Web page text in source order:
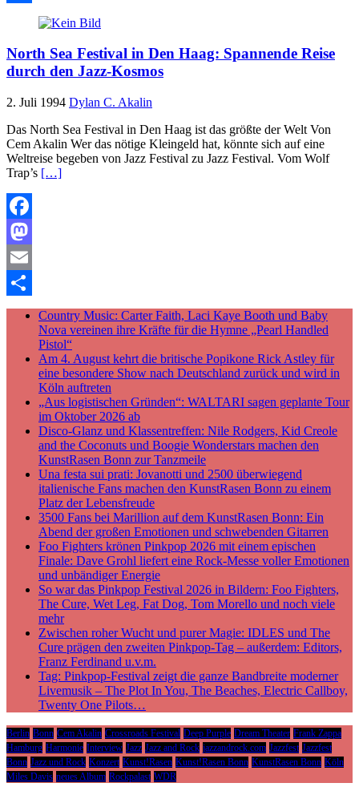
North Sea Festival in Den Haag: Spannende Reise
durch den Jazz-Kosmos
2. Juli 1994 Dylan C. Akalin
Das North Sea Festival in Den Haag ist das größte der Welt Von
Cem Akalin Wer das nötige Kleingeld hat, könnte sich auf eine
Weltreise begeben von Jazz Festival zu Jazz Festival. Vom Wolf
Trap’s […]
Facebook
Mastodon
Email
Teilen
Country Music: Carter Faith, Laci Kaye Booth und Baby
Nova vereinen ihre Kräfte für die Hymne „Pearl Handled
Pistol“
Am 4. August kehrt die britische Popikone Rick Astley für
eine besondere Show nach Deutschland zurück und wird in
Köln auftreten
„Aus logistischen Gründen“: WALTARI sagen geplante Tour
im Oktober 2026 ab
Disco-Glanz und Klassentreffen: Nile Rodgers, Kid Creole
and the Coconuts und Boogie Wonderstars machen den
KunstRasen Bonn zur Tanzmeile
Una festa sui prati: Jovanotti und 2500 überwiegend
italienische Fans machen den KunstRasen Bonn zu einem
Platz der Lebensfreude
3500 Fans bei Marillion auf dem KunstRasen Bonn: Ein
Abend der großen Emotionen und schwebenden Gitarren
Foo Fighters krönen Pinkpop 2026 mit einem epischen
Finale: Dave Grohl liefert eine Rock-Messe voller Emotionen
und unbändiger Energie
So war das Pinkpop Festival 2026 in Bildern: Foo Fighters,
The Cure, Wet Leg, Fat Dog, Tom Morello und noch viele
mehr
Zwischen roher Wucht und purer Magie: IDLES und The
Cure prägen den zweiten Pinkpop-Tag – außerdem: Editors,
Franz Ferdinand u.v.m.
Tag: Pinkpop-Festival zeigt die ganze Bandbreite moderner
Livemusik – The Plot In You, The Beaches, Electric Callboy,
Twenty One Pilots…
Berlin Bonn Cem Akalin Crossroads Festival Deep Purple Dream Theater Frank Zappa
Hamburg Harmonie Interview Jazz Jazz and Rock jazzandrock.com Jazzfest Jazzfest
Bonn Jazz und Rock Konzert Kunst!Rasen Kunst!Rasen Bonn KunstRasen Bonn Köln
Miles Davis neues Album Rockpalast WDR